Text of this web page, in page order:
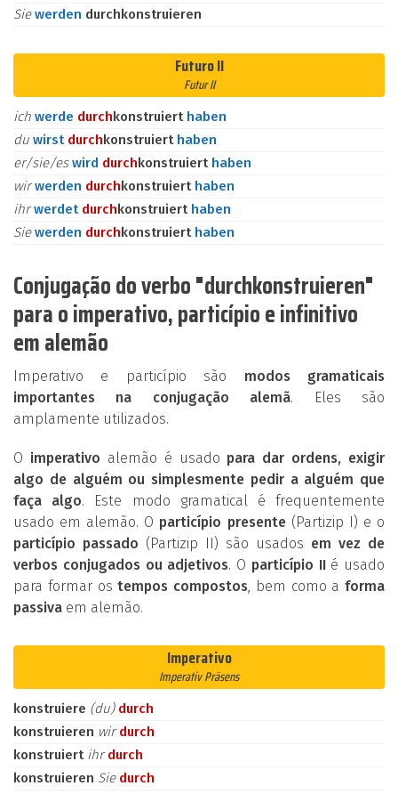
Siewerden durchkonstruieren
Futuro II
Futur II
ich werde durchkonstruiert haben
du wirst durchkonstruiert haben
er/sie/eswird durchkonstruiert haben
wirwerden durchkonstruiert haben
ihrwerdet durchkonstruiert haben
Siewerden durchkonstruiert haben
Conjugação do verbo "durchkonstruieren"
para o imperativo, particípio e infinitivo
em alemão
Imperativo e particípio são modos gramaticais
importantes na conjugação alemã. Eles são
amplamente utilizados.
O imperativo alemão é usado para dar ordens, exigir
algo de alguém ou simplesmente pedir a alguém que
faça algo. Este modo gramatical é frequentemente
usado em alemão. O particípio presente(Partizip I) e o
particípio passado (Partizip II) são usados em vez de
verbos conjugados ou adjetivos. O particípio IIé usado
para formar ostempos compostos, bem como a forma
passiva em alemão.
Imperativo
Imperativ Präsens
konstruiere (du) durch
konstruieren wirdurch
konstruiert ihrdurch
konstruieren Sie durch